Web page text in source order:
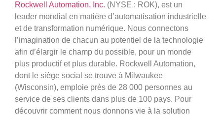
Rockwell Automation, Inc. (NYSE : ROK), est un
leader mondial en matière d’automatisation industrielle
et de transformation numérique. Nous connectons
l’imagination de chacun au potentiel de la technologie
afin d’élargir le champ du possible, pour un monde
plus productif et plus durable. Rockwell Automation,
dont le siège social se trouve à Milwaukee
(Wisconsin), emploie près de 28 000 personnes au
service de ses clients dans plus de 100 pays. Pour
découvrir comment nous donnons vie à la solution